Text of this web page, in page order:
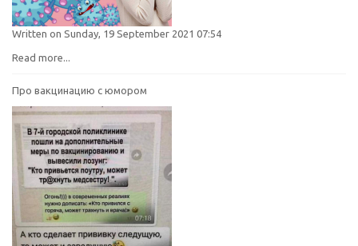
Written on Sunday, 19 September 2021 07:54
Read more...
Про вакцинацию с юмором